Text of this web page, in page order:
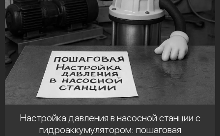
Настройка давления в насосной станции с
гидроаккумулятором: пошаговая